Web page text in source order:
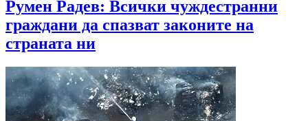
Румен Радев: Всички чуждестранни
граждани да спазват законите на
страната ни